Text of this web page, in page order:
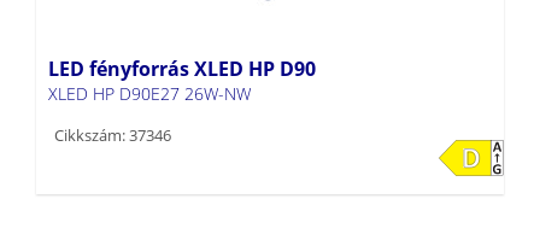
LED fényforrás XLED HP D90
XLED HP D90E27 26W-NW
Cikkszám: 37346